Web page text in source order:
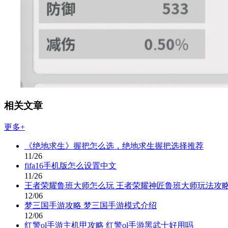
相关文章
更多+
《绝地求生》握把怎么选，绝地求生握把选择推荐
11/26
fifa16手机版怎么设置中文
11/26
王者荣耀鲁班大师怎么玩 王者荣耀神匠鲁班大师玩法攻
12/06
梦三国手游攻略 梦三国手游模式介绍
12/06
红警ol手游主机甲攻略 红警ol手游黑武士好用吗